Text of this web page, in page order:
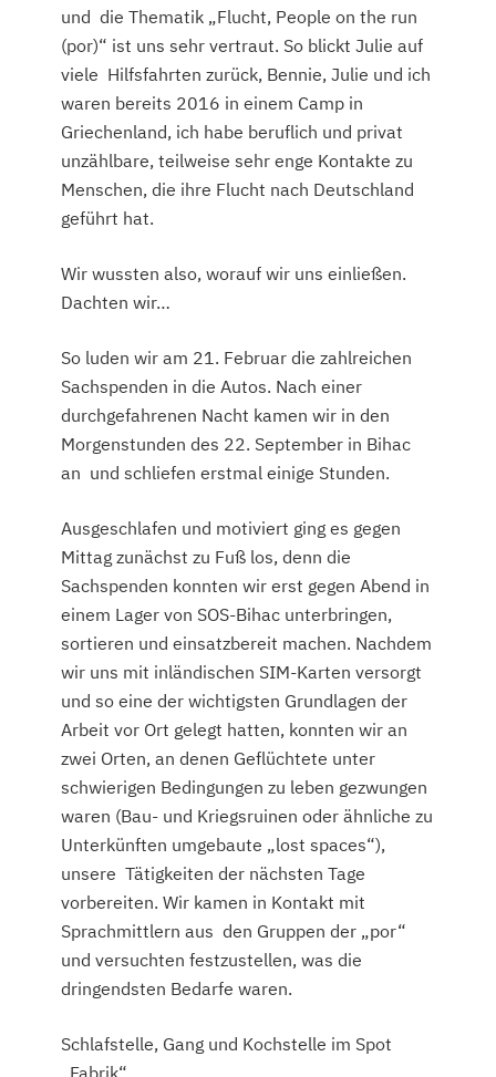
und die Thematik „Flucht, People on the run
(por)“ ist uns sehr vertraut. So blickt Julie auf
viele Hilfsfahrten zurück, Bennie, Julie und ich
waren bereits 2016 in einem Camp in
Griechenland, ich habe beruflich und privat
unzählbare, teilweise sehr enge Kontakte zu
Menschen, die ihre Flucht nach Deutschland
geführt hat.
Wir wussten also, worauf wir uns einließen.
Dachten wir…
So luden wir am 21. Februar die zahlreichen
Sachspenden in die Autos. Nach einer
durchgefahrenen Nacht kamen wir in den
Morgenstunden des 22. September in Bihac
an und schliefen erstmal einige Stunden.
Ausgeschlafen und motiviert ging es gegen
Mittag zunächst zu Fuß los, denn die
Sachspenden konnten wir erst gegen Abend in
einem Lager von SOS-Bihac unterbringen,
sortieren und einsatzbereit machen. Nachdem
wir uns mit inländischen SIM-Karten versorgt
und so eine der wichtigsten Grundlagen der
Arbeit vor Ort gelegt hatten, konnten wir an
zwei Orten, an denen Geflüchtete unter
schwierigen Bedingungen zu leben gezwungen
waren (Bau- und Kriegsruinen oder ähnliche zu
Unterkünften umgebaute „lost spaces“),
unsere Tätigkeiten der nächsten Tage
vorbereiten. Wir kamen in Kontakt mit
Sprachmittlern aus den Gruppen der „por“
und versuchten festzustellen, was die
dringendsten Bedarfe waren.
Schlafstelle, Gang und Kochstelle im Spot
„Fabrik“